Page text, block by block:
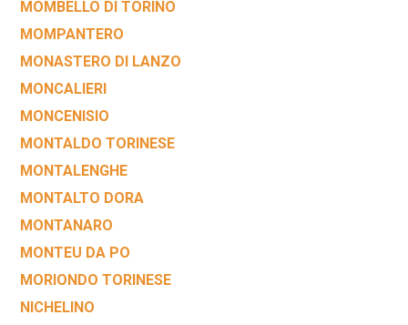
MOMBELLO DI TORINO
MOMPANTERO
MONASTERO DI LANZO
MONCALIERI
MONCENISIO
MONTALDO TORINESE
MONTALENGHE
MONTALTO DORA
MONTANARO
MONTEU DA PO
MORIONDO TORINESE
NICHELINO